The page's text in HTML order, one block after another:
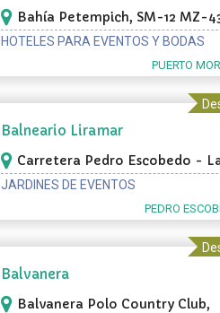
Bahía Petempich, SM-12 MZ-
& MZ-44 Lote 5 000, Puerto
HOTELES PARA EVENTOS Y BODAS
PUERTO
Balneario Liramar
Carretera Pedro Escobedo -
Km2, Pedro Escobedo
JARDINES DE EVENTOS
PEDRO
Balvanera
Balvanera Polo Country Club,